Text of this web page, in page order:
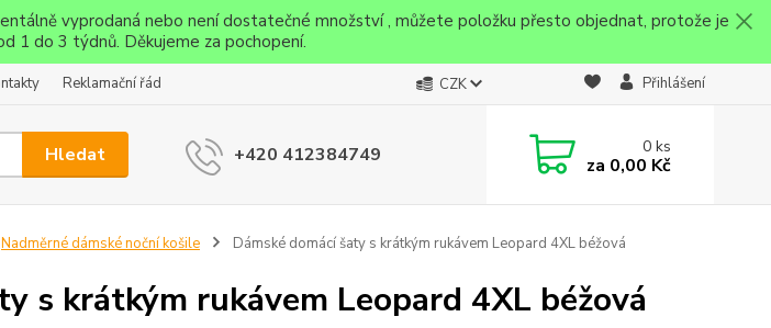
vyprodaná nebo není dostatečné množství , můžete položku přesto objednat, protože je
1 do 3 týdnů. Děkujeme za pochopení.
Reklamační řád CZK Přihlášení
Hledat +420 412384749 0ks
za 0,00 Kč
Nadměrné dámské noční košile Dámské domácí šaty s krátkým rukávem Leopard 4XL béžová
s krátkým rukávem Leopard 4XL béžová